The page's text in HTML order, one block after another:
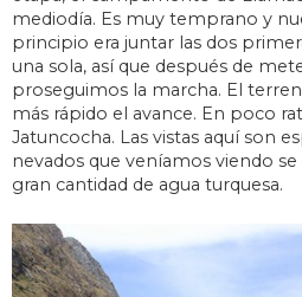
mediodía. Es muy temprano y
principio era juntar las dos
una sola, así que después de
proseguimos la marcha. El
más rápido el avance. En poco
Jatuncocha. Las vistas aquí son
nevados que veníamos viendo
gran cantidad de agua turquesa.